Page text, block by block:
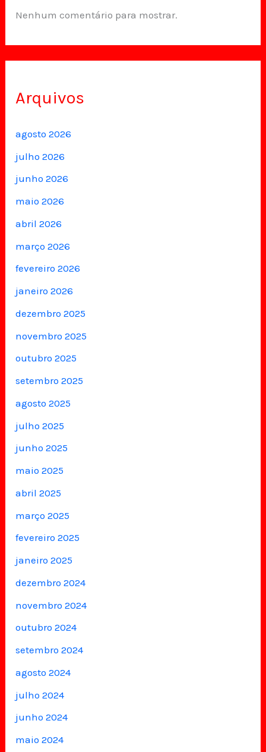
Nenhum comentário para mostrar.
Arquivos
agosto 2026
julho 2026
junho 2026
maio 2026
abril 2026
março 2026
fevereiro 2026
janeiro 2026
dezembro 2025
novembro 2025
outubro 2025
setembro 2025
agosto 2025
julho 2025
junho 2025
maio 2025
abril 2025
março 2025
fevereiro 2025
janeiro 2025
dezembro 2024
novembro 2024
outubro 2024
setembro 2024
agosto 2024
julho 2024
junho 2024
maio 2024